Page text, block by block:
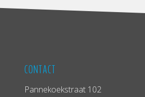
CONTACT
Pannekoekstraat 102